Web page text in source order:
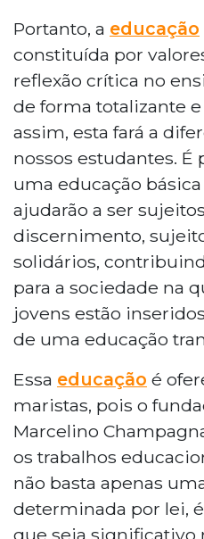
Portanto, a educação
constituída por
reflexão crítica no
de forma totalizante
assim, esta fará a
nossos estudantes. É
uma educação
ajudarão a ser
discernimento,
solidários,
para a sociedade na
jovens estão
de uma educação
Essa educação é
maristas, pois o
Marcelino
os trabalhos
não basta apenas
determinada por lei,
que seja significativo